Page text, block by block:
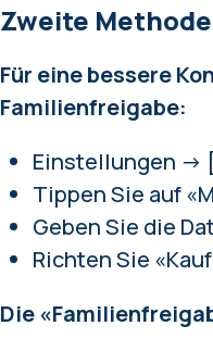
Zweite
Für eine bessere
Familienfreigabe:
Einstellungen →
Tippen Sie auf
Geben Sie die
Richten Sie
Die